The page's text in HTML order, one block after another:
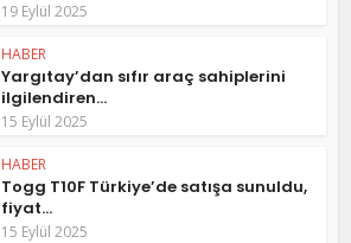
19 Eylül 2025
HABER
Yargıtay’dan sıfır araç sahiplerini
ilgilendiren...
15 Eylül 2025
HABER
Togg T10F Türkiye’de satışa sunuldu,
fiyat...
15 Eylül 2025